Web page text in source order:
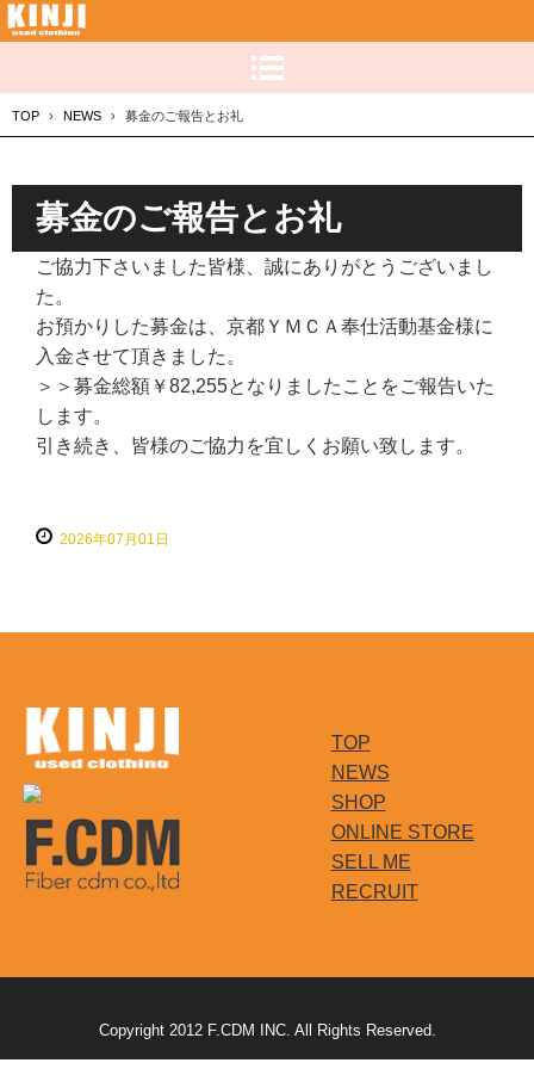
TOP › NEWS › 募金のご報告とお礼
募金のご報告とお礼
ご協力下さいました皆様、誠にありがとうございまし
た。
お預かりした募金は、京都ＹＭＣＡ奉仕活動基金様に
入金させて頂きました。
＞＞募金総額￥82,255となりましたことをご報告いた
します。
引き続き、皆様のご協力を宜しくお願い致します。
2026年07月01日
TOP
NEWS
SHOP
ONLINE STORE
SELL ME
RECRUIT
Copyright 2012 F.CDM INC. All Rights Reserved.